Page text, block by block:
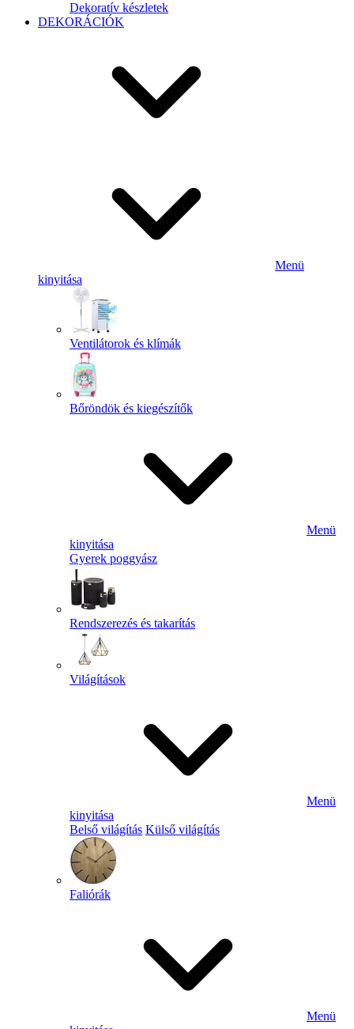
Dekoratív készletek
DEKORÁCIÓK
Menü
kinyitása
Ventilátorok és klímák
Bőröndök és kiegészítők
Menü
kinyitása
Gyerek poggyász
Rendszerezés és takarítás
Világítások
Menü
kinyitása
Belső világítás Külső világítás
Faliórák
Menü